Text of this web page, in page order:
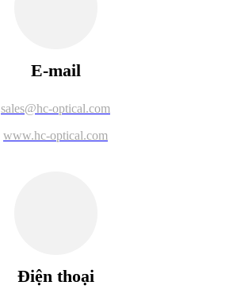
E-mail
sales@hc-optical.com
www.hc-optical.com
Điện thoại